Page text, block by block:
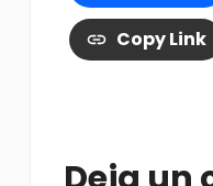
Copy Link